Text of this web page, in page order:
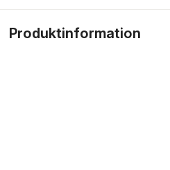
Produktinformation